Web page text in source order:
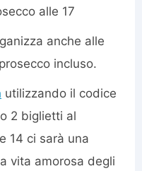
alle 17
anche alle
incluso.
utilizzando il codice
2 biglietti al
14 ci sarà una
vita amorosa degli